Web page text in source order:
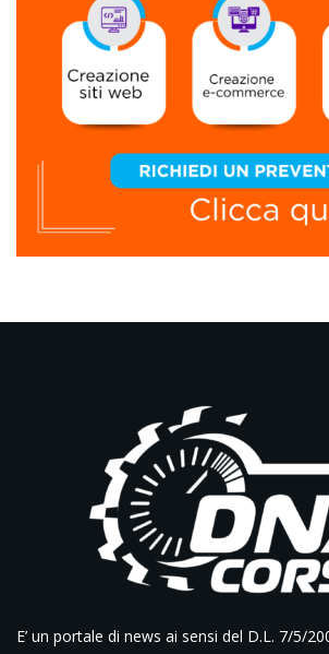
E’ un portale di news ai sensi del D.L. 7/5/